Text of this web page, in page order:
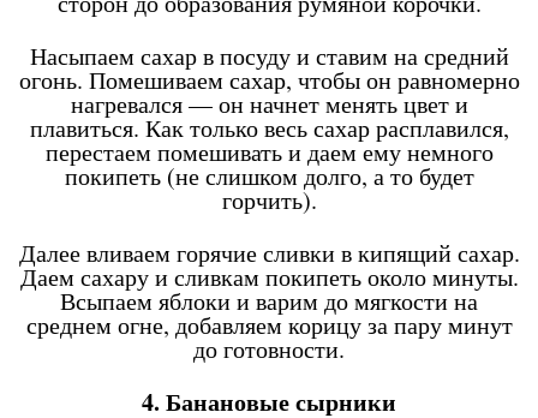
Насыпаем сахар в посуду и ставим на средний
огонь. Помешиваем сахар, чтобы он равномерно
нагревался — он начнет менять цвет и
плавиться. Как только весь сахар расплавился,
перестаем помешивать и даем ему немного
покипеть (не слишком долго, а то будет
горчить).
Далее вливаем горячие сливки в кипящий сахар.
Даем сахару и сливкам покипеть около минуты.
Всыпаем яблоки и варим до мягкости на
среднем огне, добавляем корицу за пару минут
до готовности.
4. Банановые сырники